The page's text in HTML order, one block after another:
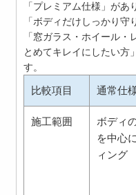
「プレミアム仕様」があ
「ボディだけしっかり守
「窓ガラス・ホイール
とめてキレイにしたい方
す。
比較項目 通常仕
施工範囲
ボディ
を中心
ィング